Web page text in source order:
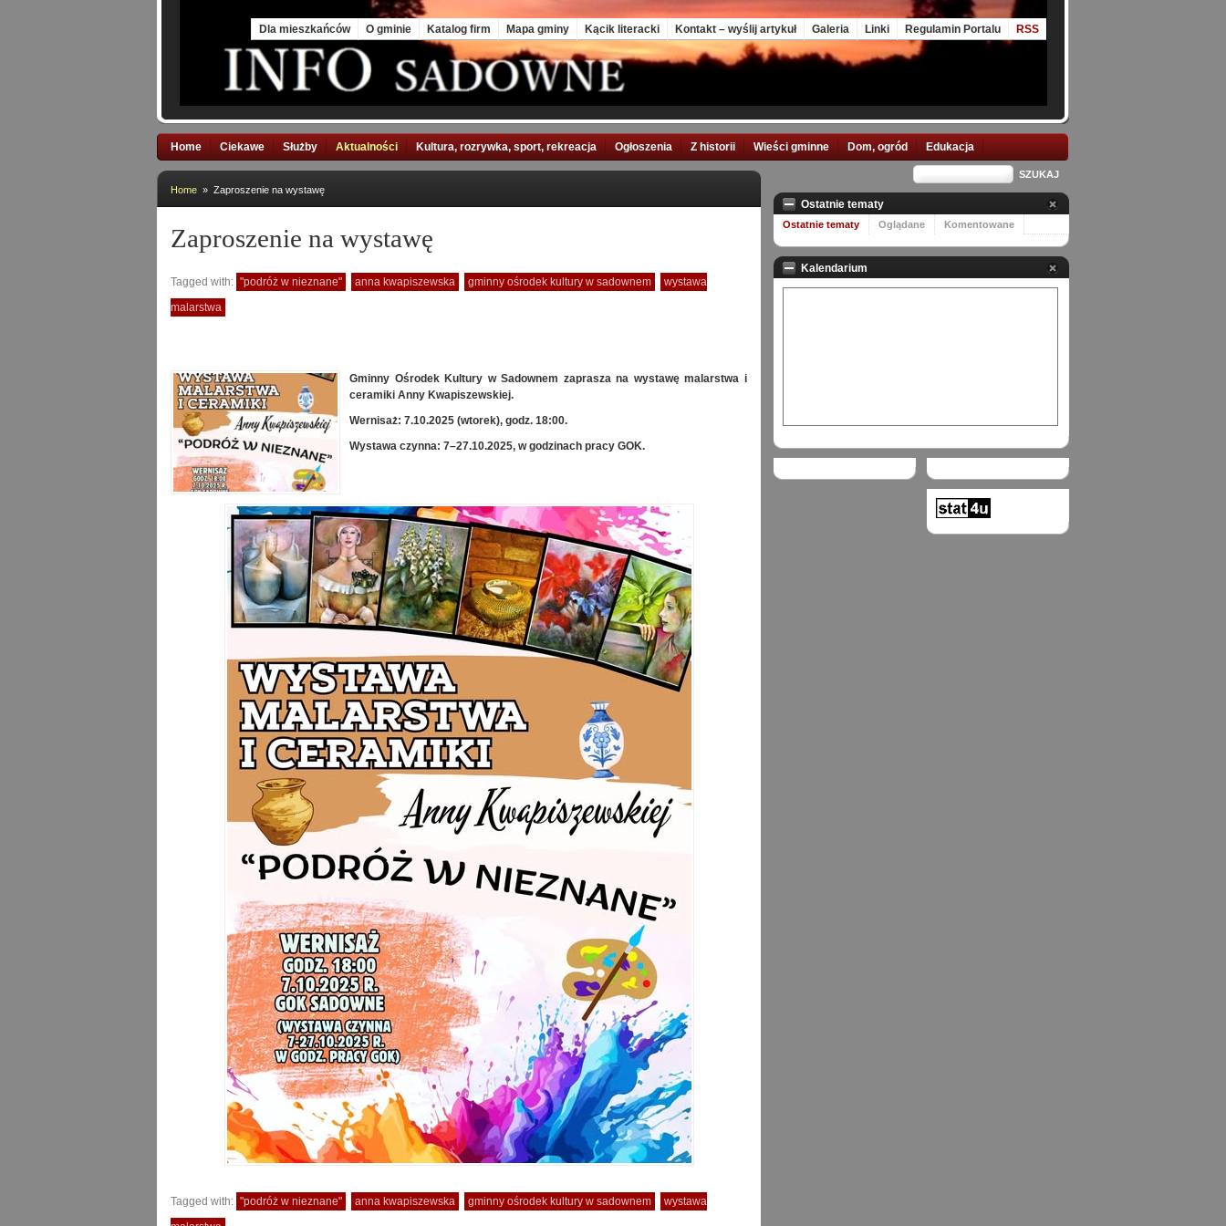
Dla mieszkańców O gminie Katalog firm Mapa gminy Kącik literacki Kontakt – wyślij artykuł Galeria Linki Regulamin Portalu RSS
Home Ciekawe Służby Aktualności Kultura, rozrywka, sport, rekreacja Ogłoszenia Z historii Wieści gminne Dom, ogród Edukacja
Home » Zaproszenie na wystawę
Zaproszenie na wystawę
Tagged with: "podróż w nieznane" anna kwapiszewska gminny ośrodek kultury w sadownem
wystawa
malarstwa
Gminny Ośrodek Kultury w Sadownem zaprasza na wystawę malarstwa i
ceramiki Anny Kwapiszewskiej.
Wernisaż: 7.10.2025 (wtorek), godz. 18:00.
Wystawa czynna: 7–27.10.2025, w godzinach pracy GOK.
Tagged with: "podróż w nieznane" anna kwapiszewska gminny ośrodek kultury w sadownem
wystawa
Ostatnie tematy
Ostatnie tematy Oglądane Komentowane
Kalendarium